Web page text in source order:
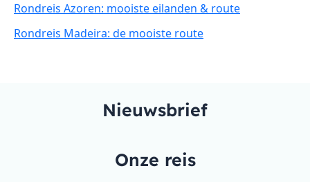
Rondreis Azoren: mooiste eilanden & route
Rondreis Madeira: de mooiste route
Nieuwsbrief
Onze reis